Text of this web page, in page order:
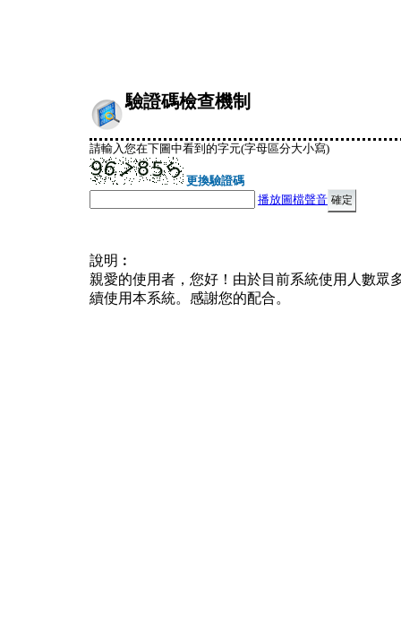
驗證碼檢查機制
請輸入您在下圖中看到的字元(字母區分大小寫)
更換驗證碼
播放圖檔聲音
說明︰
親愛的使用者，您好！由於目前系統使用人數眾
續使用本系統。感謝您的配合。